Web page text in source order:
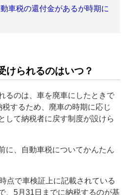
車税の還付金があるが時期に
けられるのはいつ？
るのは、車を廃車にしたときで
するため、廃車の時期に応じ
して納税者に戻す制度が設けら
に、自動車税についてかんたん
点で車検証上に記載されている
、5月31日までに納税するのが基